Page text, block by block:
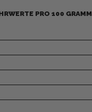
PRO 100 GRAMM